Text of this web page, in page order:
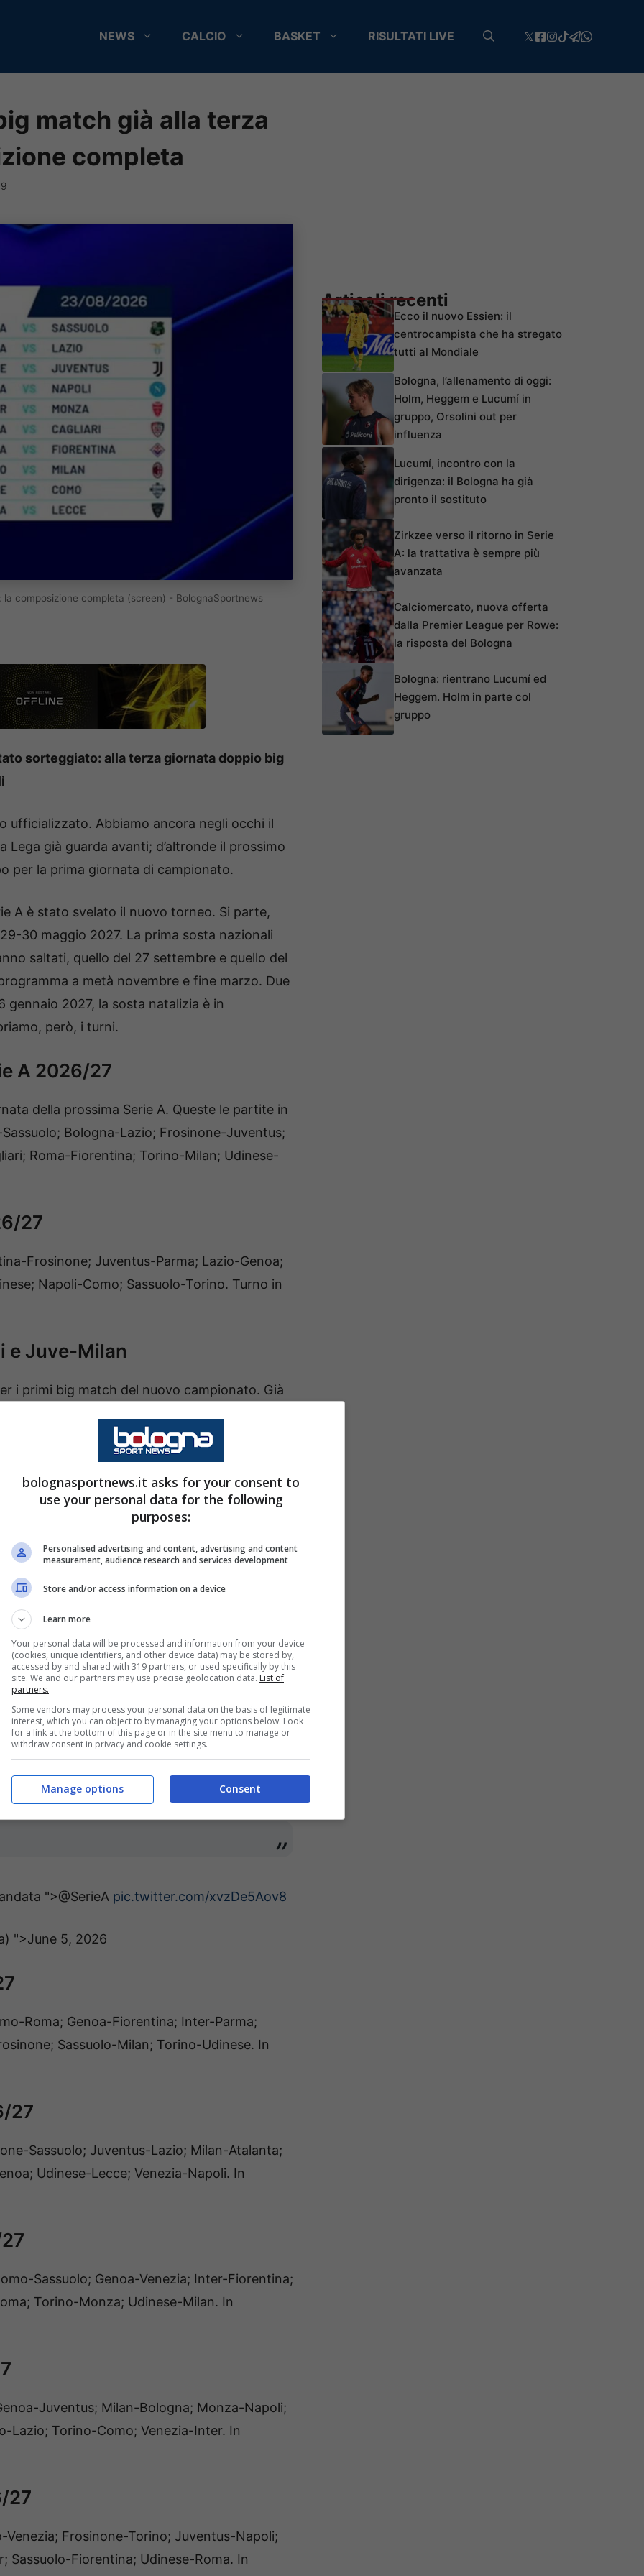
NEWS CALCIO BASKET RISULTATI LIVE
match già alla terza
completa
composizione completa (screen) - BolognaSportnews
sorteggiato: alla terza giornata doppio big
ufficializzato. Abbiamo ancora negli occhi il
già guarda avanti; d’altronde il prossimo
per la prima giornata di campionato.
A è stato svelato il nuovo torneo. Si parte,
30 maggio 2027. La prima sosta nazionali
saltati, quello del 27 settembre e quello del
a metà novembre e fine marzo. Due
2027, la sosta natalizia è in
però, i turni.
A 2026/27
della prossima Serie A. Queste le partite in
Bologna-Lazio; Frosinone-Juventus;
Roma-Fiorentina; Torino-Milan; Udinese-
27
Frosinone; Juventus-Parma; Lazio-Genoa;
Napoli-Como; Sassuolo-Torino. Turno in
e Juve-Milan
i primi big match del nuovo campionato. Già
Bologna-Sassuolo; Cagliari-Lecce;
Como; Inter-Napoli; Juventus-Milan;
Inter-Udinese; Lazio-Milan; Lecce-
Torino-Roma; Venezia-Fiorentina. In
Como; Juventus-Atalanta; Milan-Lecce;
Udinese-Cagliari; Venezia-Lazio. In
">@SerieA pic.twitter.com/xvzDe5Aov8
">June 5, 2026
Roma; Genoa-Fiorentina; Inter-Parma;
Sassuolo-Milan; Torino-Udinese. In
27
Sassuolo; Juventus-Lazio; Milan-Atalanta;
Udinese-Lecce; Venezia-Napoli. In
Sassuolo; Genoa-Venezia; Inter-Fiorentina;
Torino-Monza; Udinese-Milan. In
Juventus; Milan-Bologna; Monza-Napoli;
Lazio; Torino-Como; Venezia-Inter. In
27
Frosinone-Torino; Juventus-Napoli;
Sassuolo-Fiorentina; Udinese-Roma. In
Articoli recenti
Ecco il nuovo Essien: il
centrocampista che ha stregato
tutti al Mondiale
Bologna, l’allenamento di oggi:
Holm, Heggem e Lucumí in
gruppo, Orsolini out per
influenza
Lucumí, incontro con la
dirigenza: il Bologna ha già
pronto il sostituto
Zirkzee verso il ritorno in Serie
A: la trattativa è sempre più
avanzata
Calciomercato, nuova offerta
dalla Premier League per Rowe:
la risposta del Bologna
Bologna: rientrano Lucumí ed
Heggem. Holm in parte col
gruppo
bolognasportnews.it asks for your consent to
use your personal data for the following
purposes:
Personalised advertising and content, advertising and content
measurement, audience research and services development
Store and/or access information on a device
Learn more
Your personal data will be processed and information from your device
(cookies, unique identifiers, and other device data) may be stored by,
accessed by and shared with 319 partners, or used specifically by this
site. We and our partners may use precise geolocation data. List of
partners.
Some vendors may process your personal data on the basis of legitimate
interest, which you can object to by managing your options below. Look
for a link at the bottom of this page or in the site menu to manage or
withdraw consent in privacy and cookie settings.
Consent
Manage options